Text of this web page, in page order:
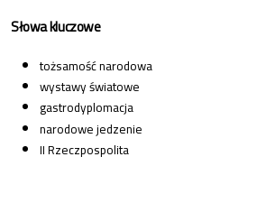
Słowa kluczowe
tożsamość narodowa
wystawy światowe
gastrodyplomacja
narodowe jedzenie
II Rzeczpospolita